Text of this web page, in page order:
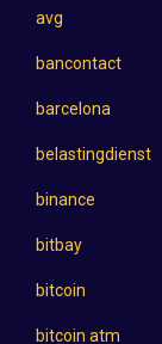
avg
bancontact
barcelona
belastingdienst
binance
bitbay
bitcoin
bitcoin atm